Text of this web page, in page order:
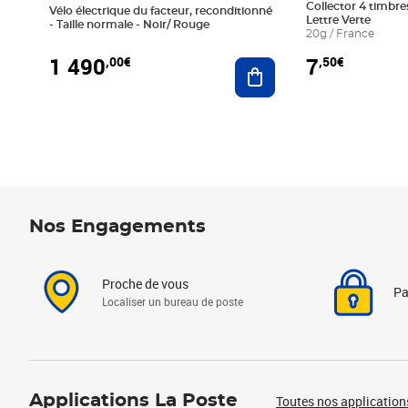
Vélo électrique du facteur, reconditionné
- Taille normale - Noir/ Rouge
1 490,00€ Ajouter au panier
Collector 4
Lettre Verte
20g / France
7,50€
Nos Engagements
Proche de vous
Localiser un bureau de poste
Applications La Poste Toutes nos